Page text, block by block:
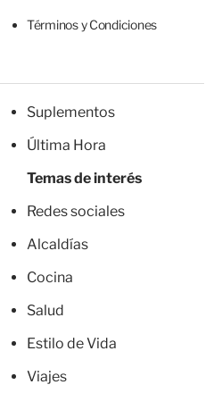
Términos y Condiciones
Suplementos
Última Hora
Temas de interés
Redes sociales
Alcaldías
Cocina
Salud
Estilo de Vida
Viajes